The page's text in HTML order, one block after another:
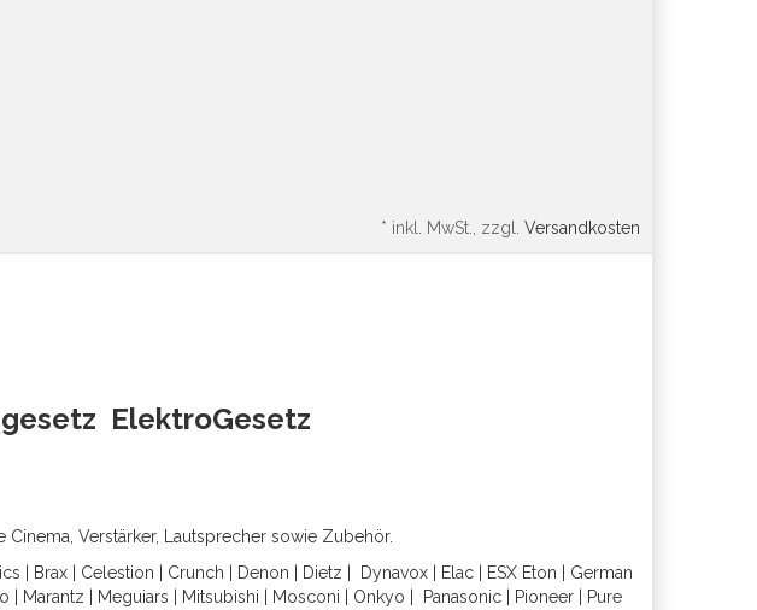
* inkl. MwSt., zzgl. Versandkosten
ElektroGesetz
Verstärker, Lautsprecher sowie Zubehör.
Brax Celestion Crunch Denon Dietz Dynavox Elac ESX Eton
German
Marantz Meguiars Mitsubishi Mosconi Onkyo Panasonic| Pioneer|
Pure